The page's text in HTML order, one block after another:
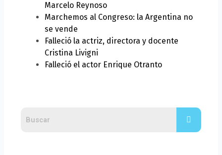
Marcelo Reynoso
Marchemos al Congreso: la Argentina no
se vende
Falleció la actriz, directora y docente
Cristina Livigni
Falleció el actor Enrique Otranto